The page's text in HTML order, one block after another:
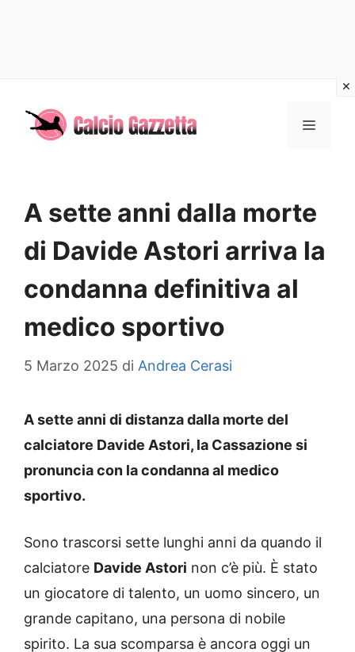
contenuto
MENU
A sette anni dalla morte
di Davide Astori arriva la
condanna definitiva al
medico sportivo
5 Marzo 2025 di Andrea Cerasi
A sette anni di distanza dalla morte del
calciatore Davide Astori, la Cassazione si
pronuncia con la condanna al medico
sportivo.
Sono trascorsi sette lunghi anni da quando il
calciatore Davide Astori non c’è più. È stato
un giocatore di talento, un uomo sincero, un
grande capitano, una persona di nobile
spirito. La sua scomparsa è ancora oggi un